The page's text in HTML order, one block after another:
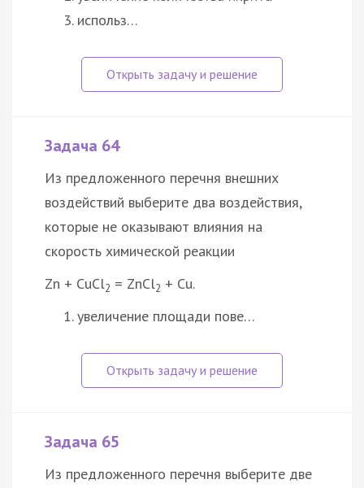
использ…
Задача 64
Из предложенного перечня внешних
воздействий выберите два воздействия,
которые не оказывают влияния на
скорость химической реакции
Zn + CuCl2 = ZnCl2 + Cu.
увеличение площади пове…
Задача 65
Из предложенного перечня выберите две